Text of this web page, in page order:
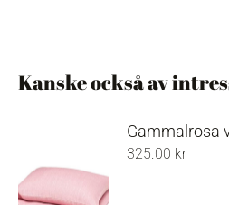
Kanske också av
Gammalrosa
325.00 kr